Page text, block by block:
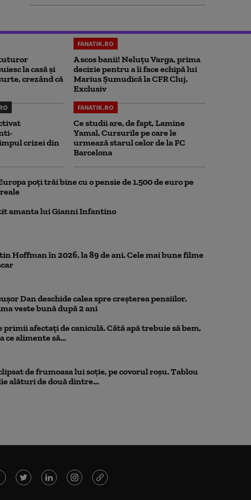
la casă și
crezând că
FANATIK.RO
A scos banii! Neluțu Varga, prima
decizie pentru a îi face echipă lui
Marius Șumudică la CFR Cluj.
Exclusiv
crizei din
FANATIK.RO
Ce studii are, de fapt, Lamine
Yamal. Cursurile pe care le
urmează starul celor de la FC
Barcelona
poți trăi bine cu o pensie de 1.500 de euro pe
amanta lui Gianni Infantino
Hoffman în 2026, la 89 de ani. Cele mai bune filme
Dan deschide calea spre creșterea pensiilor.
veste bună după 2 ani
afectați de caniculă. Câtă apă trebuie să bem,
ce alimente să...
de frumoasa lui soție, pe covorul roșu. Tablou
alături de două dintre...